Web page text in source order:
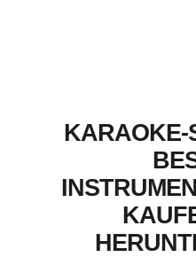
KARAOKE-